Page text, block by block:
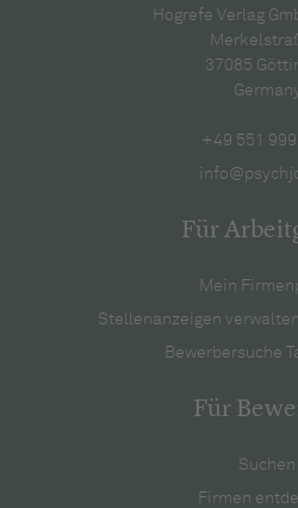
Hogrefe Verlag
37085
+49 551 999
Für
Mein
Stellenanzeigen
Bewerbersuche
Für
Suchen
Firmen